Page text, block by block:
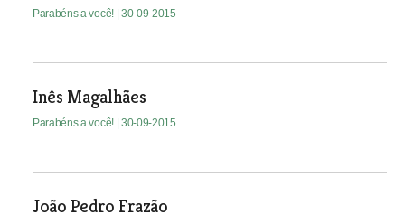
Parabéns a você! | 30-09-2015
Inês Magalhães
Parabéns a você! | 30-09-2015
João Pedro Frazão